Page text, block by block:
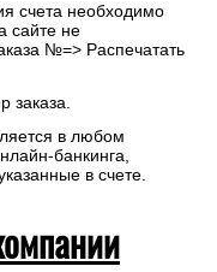
счета необходимо
сайте не
№=> Распечатать
заказа.
в любом
банкинга,
в счете.